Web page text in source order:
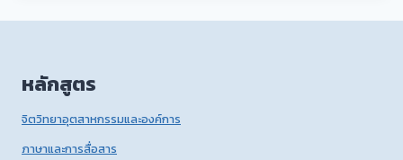
หลักสูตร
จิตวิทยาอุตสาหกรรมและองค์การ
ภาษาและการสื่อสาร